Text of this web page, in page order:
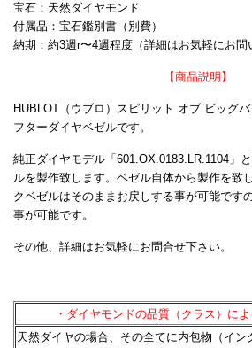
宝石：天然ダイヤモンド
付属品：宝石鑑別書（別費）
納期：約3週r〜4週程度（詳細はお気軽にお問
【商品説明】
HUBLOT（ウブロ）スピリット オブ ビッグ
フターダイヤベゼルです。
純正ダイヤモデル「601.OX.0183.LR.1104」
ルを製作致します。ベゼル自体から製作を致
クベゼルはそのままお戻しする事が可能です
事が可能です。
その他、詳細はお気軽にお問合せ下さい。
・ダイヤモンドの品質（クラス）に
天然ダイヤの場合、その全てに内包物（イン